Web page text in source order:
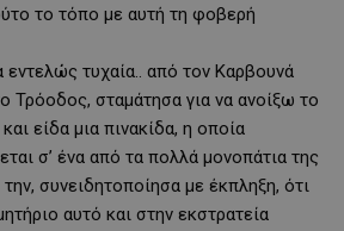
το τόπο με αυτή τη φοβερή
εντελώς τυχαία.. από τον Καρβουνά
Τρόοδος, σταμάτησα για να ανοίξω το
είδα μια πινακίδα, η οποία
σ’ ένα από τα πολλά μονοπάτια της
συνειδητοποίησα με έκπληξη, ότι
αυτό και στην εκστρατεία